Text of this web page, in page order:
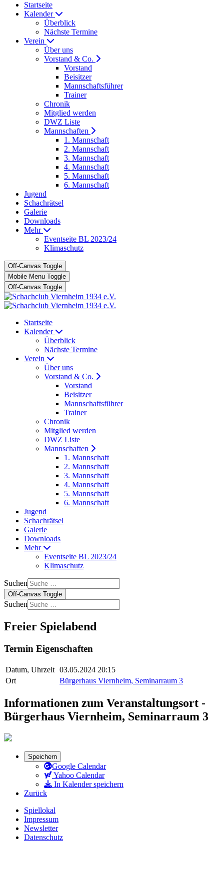
Startseite
Kalender
Überblick
Nächste Termine
Verein
Über uns
Vorstand & Co.
Vorstand
Beisitzer
Mannschaftsführer
Trainer
Chronik
Mitglied werden
DWZ Liste
Mannschaften
1. Mannschaft
2. Mannschaft
3. Mannschaft
4. Mannschaft
5. Mannschaft
6. Mannschaft
Jugend
Schachrätsel
Galerie
Downloads
Mehr
Eventseite BL 2023/24
Klimaschutz
Off-Canvas Toggle
Mobile Menu Toggle
Off-Canvas Toggle
Startseite
Kalender
Überblick
Nächste Termine
Verein
Über uns
Vorstand & Co.
Vorstand
Beisitzer
Mannschaftsführer
Trainer
Chronik
Mitglied werden
DWZ Liste
Mannschaften
1. Mannschaft
2. Mannschaft
3. Mannschaft
4. Mannschaft
5. Mannschaft
6. Mannschaft
Jugend
Schachrätsel
Galerie
Downloads
Mehr
Eventseite BL 2023/24
Klimaschutz
Suchen
Off-Canvas Toggle
Suchen
Freier Spielabend
Termin Eigenschaften
Datum, Uhrzeit 03.05.2024 20:15
Ort
Bürgerhaus Viernheim, Seminarraum 3
Informationen zum Veranstaltungsort -
Bürgerhaus Viernheim, Seminarraum 3
Speichern
Google Calendar
Yahoo Calendar
In Kalender speichern
Zurück
Spiellokal
Impressum
Newsletter
Datenschutz